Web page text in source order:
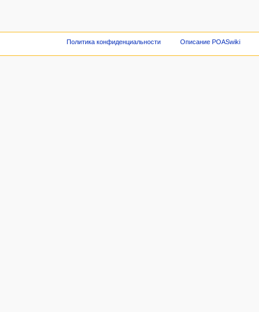
Политика конфиденциальности Описание POASwiki